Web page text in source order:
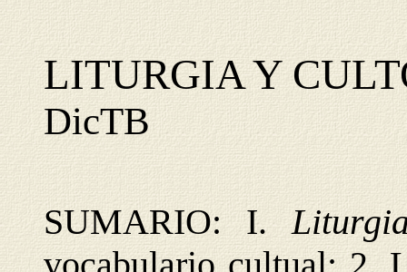
LITURGIA Y
DicTB
SUMARIO: I.